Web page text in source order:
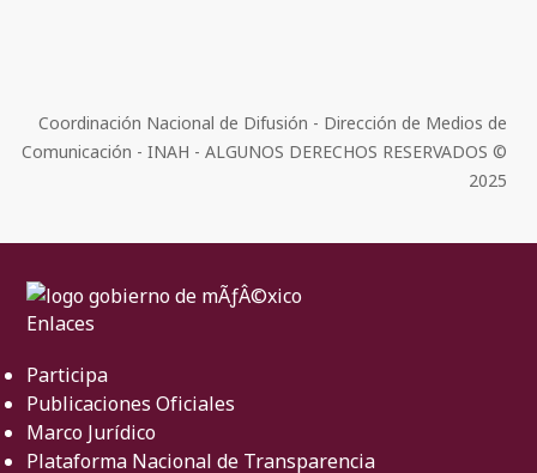
Coordinación Nacional de Difusión - Dirección de Medios de
Comunicación - INAH - ALGUNOS DERECHOS RESERVADOS ©
2025
Enlaces
Participa
Publicaciones Oficiales
Marco Jurídico
Plataforma Nacional de Transparencia